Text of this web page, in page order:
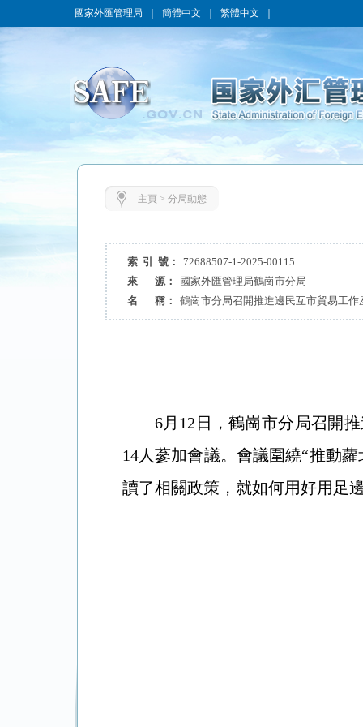
國家外匯管理局 簡體中文 繁體中文
主頁 > 分局動態
索 引 號：
72688507-1-2025-00115
來 源：
國家外匯管理局鶴崗市分局
名 稱：
鶴崗市分局召開推進邊民互市貿易工作
6月12日，鶴崗市分局召開
14人蔘加會議。會議圍繞“推動
讀了相關政策，就如何用好用足